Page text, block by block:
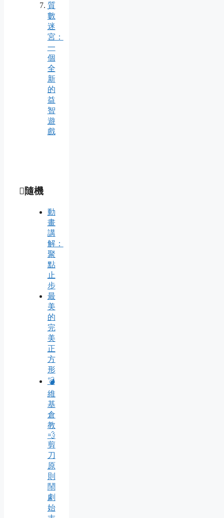
質
數
迷
宮：
一
個
全
新
的
益
智
遊
戲
隨機
動
畫
講
解：
聚
點
止
步
最
美
的
完
美
正
方
形
💣
維
基
倉
教
💨
剪
刀
原
則
鬧
劇
始